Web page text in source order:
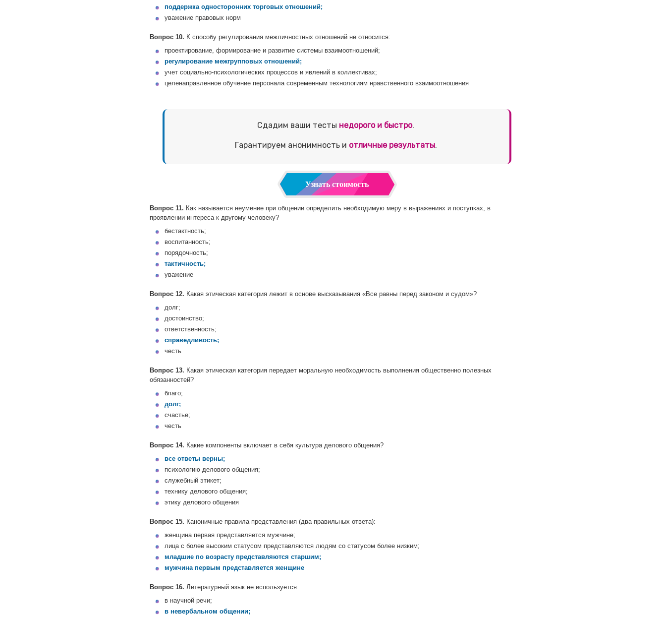
поддержка односторонних торговых отношений;
уважение правовых норм
Вопрос 10. К способу регулирования межличностных отношений не относится:
проектирование, формирование и развитие системы взаимоотношений;
регулирование межгрупповых отношений;
учет социально-психологических процессов и явлений в коллективах;
целенаправленное обучение персонала современным технологиям нравственного взаимоотношения
Сдадим ваши тесты недорого и быстро.
Гарантируем анонимность и отличные результаты.
Узнать стоимость
Вопрос 11. Как называется неумение при общении определить необходимую меру в выражениях и поступках, в
проявлении интереса к другому человеку?
бестактность;
воспитанность;
порядочность;
тактичность;
уважение
Вопрос 12. Какая этическая категория лежит в основе высказывания «Все равны перед законом и судом»?
долг;
достоинство;
ответственность;
справедливость;
честь
Вопрос 13. Какая этическая категория передает моральную необходимость выполнения общественно полезных
обязанностей?
благо;
долг;
счастье;
честь
Вопрос 14. Какие компоненты включает в себя культура делового общения?
все ответы верны;
психологию делового общения;
служебный этикет;
технику делового общения;
этику делового общения
Вопрос 15. Каноничные правила представления (два правильных ответа):
женщина первая представляется мужчине;
лица с более высоким статусом представляются людям со статусом более низким;
младшие по возрасту представляются старшим;
мужчина первым представляется женщине
Вопрос 16. Литературный язык не используется:
в научной речи;
в невербальном общении;